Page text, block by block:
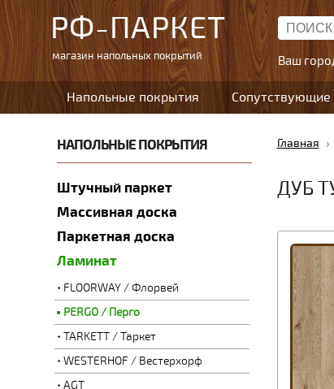
РФ-ПАРКЕТ
магазин напольных покрытий Ваш
Напольные покрытия Сопутствующие
НАПОЛЬНЫЕ ПОКРЫТИЯ
Штучный паркет
Массивная доска
Паркетная доска
Ламинат
FLOORWAY / Флорвей
PERGO / Перго
TARKETT / Таркет
WESTERHOF / Вестерхорф
AGT
Главная
ДУБ